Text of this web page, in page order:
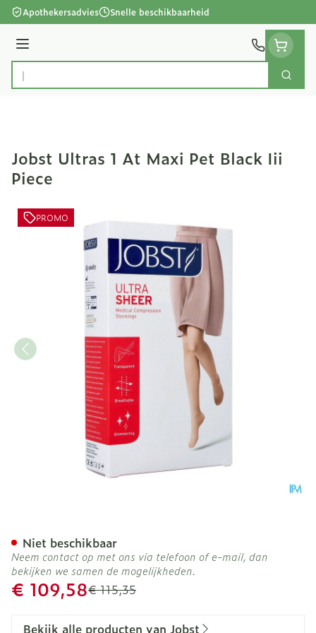
Ga naar de inhoud
Apothekersadvies Snelle beschikbaarheid
Menu
Product, merk, categorie...
Zoek
Jobst Ultras 1 At Maxi Pet Black Iii
Piece
PROMO
Adviesprijs
€ 115,35
Promotie prijs
€ 109,58
Niet beschikbaar
Neem contact op met ons via telefoon of e-mail, dan
bekijken we samen de mogelijkheden.
Bekijk alle producten van Jobst